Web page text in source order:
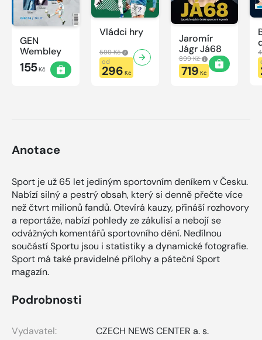
GEN
Wembley
155Kč
Vládci hry
599 Kč
od
296 Kč
Jaromír
Jágr Já68
899 Kč
719 Kč
Anotace
Sport je už 65 let jediným sportovním deníkem v Česku.
Nabízí silný a pestrý obsah, který si denně přečte více
než čtvrt milionů fandů. Otevírá kauzy, přináší rozhovory
a reportáže, nabízí pohledy ze zákulisí a nebojí se
odvážných komentářů sportovního dění. Nedílnou
součástí Sportu jsou i statistiky a dynamické fotografie.
Sport má také pravidelné přílohy a páteční Sport
magazín.
Podrobnosti
Vydavatel:
CZECH NEWS CENTER a. s.